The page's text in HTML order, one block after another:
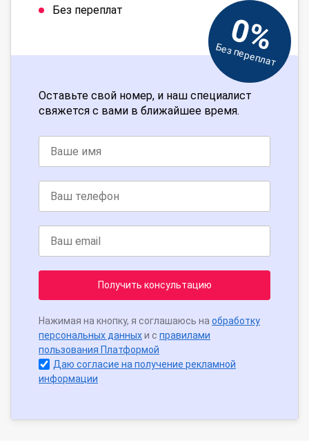
Без переплат
0%
Без переплат
Оставьте свой номер, и наш специалист
свяжется с вами в ближайшее время.
Получить консультацию
Нажимая на кнопку, я соглашаюсь на обработку
персональных данныхи с правилами
пользования Платформой
Даю согласие на получение рекламной
информации